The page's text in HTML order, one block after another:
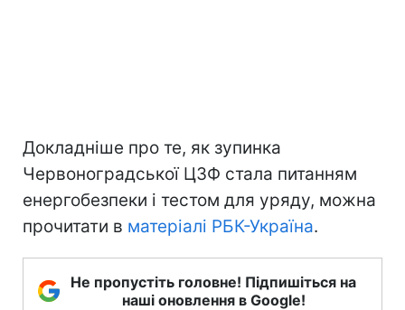
Докладніше про те, як зупинка
Червоноградської ЦЗФ стала питанням
енергобезпеки і тестом для уряду, можна
прочитати в матеріалі РБК-Україна.
Не пропустіть головне! Підпишіться на
наші оновлення в Google!